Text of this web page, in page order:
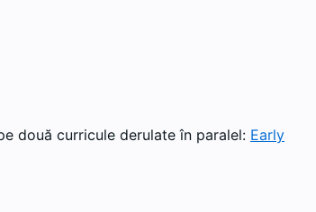
două curricule derulate în paralel: Early